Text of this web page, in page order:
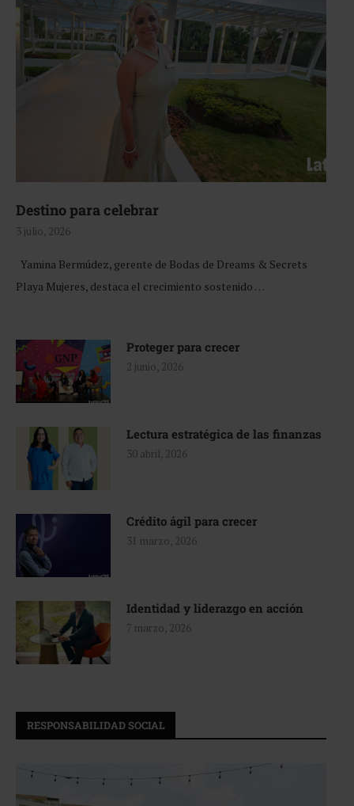
Destino para celebrar
3 julio, 2026
Yamina Bermúdez, gerente de Bodas de Dreams & Secrets
Playa Mujeres, destaca el crecimiento sostenido …
Proteger para crecer
2 junio, 2026
Lectura estratégica de las finanzas
30 abril, 2026
Crédito ágil para crecer
31 marzo, 2026
Identidad y liderazgo en acción
7 marzo, 2026
RESPONSABILIDAD SOCIAL